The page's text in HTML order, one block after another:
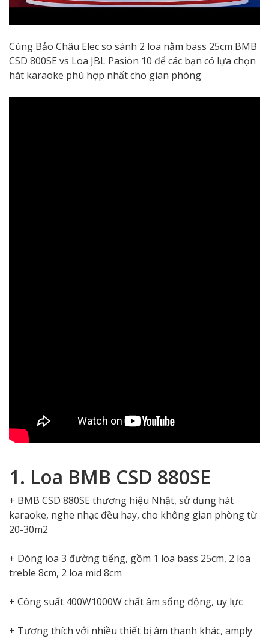
Cùng Bảo Châu Elec so sánh 2 loa nằm bass 25cm BMB
CSD 800SE vs Loa JBL Pasion 10 để các bạn có lựa chọn
hát karaoke phù hợp nhất cho gian phòng
1. Loa BMB CSD 880SE
+ BMB CSD 880SE thương hiệu Nhật, sử dụng hát
karaoke, nghe nhạc đều hay, cho không gian phòng từ
20-30m2
+ Dòng loa 3 đường tiếng, gồm 1 loa bass 25cm, 2 loa
treble 8cm, 2 loa mid 8cm
+ Công suất 400W1000W chất âm sống động, uy lực
+ Tương thích với nhiều thiết bị âm thanh khác, amply